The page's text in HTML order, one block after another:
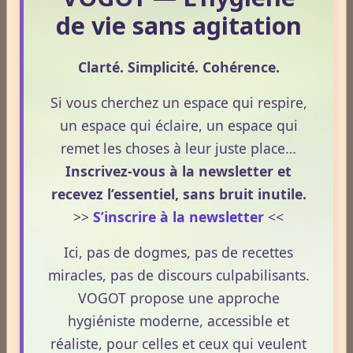
Le 13/05/2026
Le CBD occupe une place croissante dans les
discussions autour du bien‑être et de la prévention.
Souvent présenté comme un allié naturel, il suscite
un intérêt grandissant pour ses usages externes et
son interaction avec le système endocannabinoïde.
Cet article propose une mise au point claire, moderne
et conforme à la réglementation française de 2026.
La nuit n’est pas ce que vous croyez : comprendre ce qui
prépare réellement le réveil.
La nuit n’est pas seulement un moment de repos.
C’est une phase où le terrain se réorganise, se
décante et prépare la vitalité du lendemain.
Pourtant, peu de personnes savent réellement ce qui
se joue dans cette période silencieuse.
de vie sans agitation
Clarté. Simplicité. Cohérence.
Si vous cherchez un espace qui respire,
un espace qui éclaire, un espace qui
remet les choses à leur juste place…
Inscrivez-vous à la newsletter et
recevez l’essentiel, sans bruit inutile.
>> S’inscrire à la newsletter <<
Ici, pas de dogmes, pas de recettes
miracles, pas de discours culpabilisants.
VOGOT propose une approche
hygiéniste moderne, accessible et
réaliste, pour celles et ceux qui veulent